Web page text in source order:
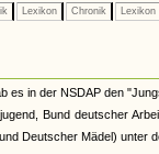
Lexikon Chronik Lexikon
es in der NSDAP den
Bund deutscher
Deutscher Mädel) unter